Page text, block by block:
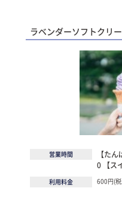
ラベンダーソフトクリ
営業時間
【た
0 【ス
利用料金 600円(